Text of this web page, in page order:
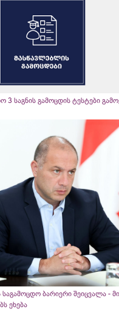
საგნის გამოცდის ტესტები
საგამოცდო ბარიერი შეიცვალა -
ეხება